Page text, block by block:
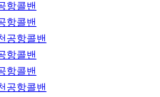
항콜밴
항콜밴
공항콜밴
항콜밴
항콜밴
공항콜밴